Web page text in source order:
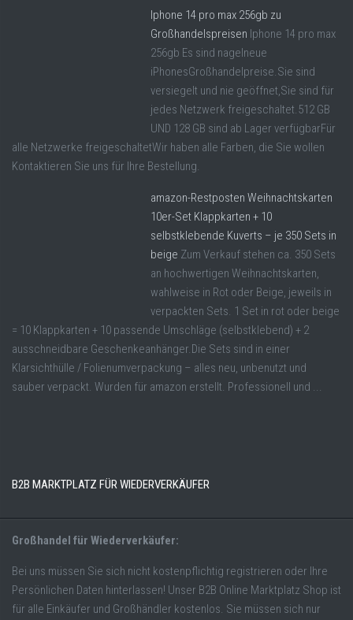
Iphone 14 pro max 256gb zu
Großhandelspreisen Iphone 14 pro max
256gb Es sind nagelneue
iPhonesGroßhandelpreise.Sie sind
versiegelt und nie geöffnet,Sie sind für
jedes Netzwerk freigeschaltet.512 GB
UND 128 GB sind ab Lager verfügbarFür
alle Netzwerke freigeschaltetWir haben alle Farben, die Sie wollen
Kontaktieren Sie uns für Ihre Bestellung.
amazon-Restposten Weihnachtskarten
10er-Set Klappkarten + 10
selbstklebende Kuverts – je 350 Sets in
beige Zum Verkauf stehen ca. 350 Sets
an hochwertigen Weihnachtskarten,
wahlweise in Rot oder Beige, jeweils in
verpackten Sets. 1 Set in rot oder beige
= 10 Klappkarten + 10 passende Umschläge (selbstklebend) + 2
ausschneidbare Geschenkeanhänger.Die Sets sind in einer
Klarsichthülle / Folienumverpackung – alles neu, unbenutzt und
sauber verpackt. Wurden für amazon erstellt. Professionell und ...
B2B MARKTPLATZ FÜR WIEDERVERKÄUFER
Großhandel für Wiederverkäufer:
Bei uns müssen Sie sich nicht kostenpflichtig registrieren oder Ihre
Persönlichen Daten hinterlassen! Unser B2B Online Marktplatz Shop ist
für alle Einkäufer und Großhändler kostenlos. Sie müssen sich nur